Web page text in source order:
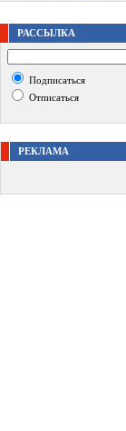
РАССЫЛКА
Подписаться
Отписаться
РЕКЛАМА